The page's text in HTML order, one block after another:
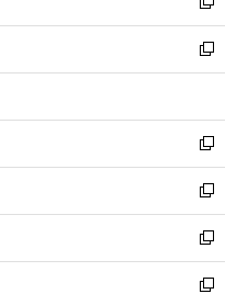
開
く
ウ
で
開
ィ
ン
ド
ウ
開
く
い
ウ
ィ
ン
ウ
で
開
く
新
し
い
ウ
ン
ド
ウ
で
開
く
新
し
ウ
ィ
ン
ド
ウ
で
開
く
新
し
い
ウ
ィ
ン
ド
新
し
い
ウ
ィ
新
し
い
新